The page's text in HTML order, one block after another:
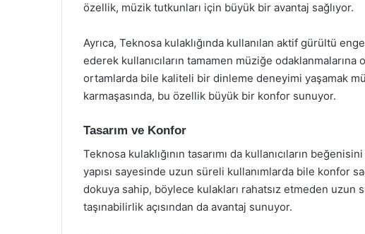
özellik, müzik tutkunları için büyük bir avantaj sağlıyor.
Ayrıca, Teknosa kulaklığında kullanılan aktif gürültü
ederek kullanıcıların tamamen müziğe
ortamlarda bile kaliteli bir dinleme deneyimi yaşamak
karmaşasında, bu özellik büyük bir konfor sunuyor.
Tasarım ve Konfor
Teknosa kulaklığının tasarımı da kullanıcıların
yapısı sayesinde uzun süreli kullanımlarda bile konfor
dokuya sahip, böylece kulakları rahatsız etmeden uzun
taşınabilirlik açısından da avantaj sunuyor.